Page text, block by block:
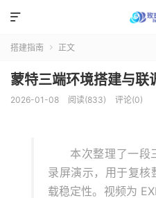

搭建指南  正文
蒙特三端环境搭建与联
2026-01-08 阅读(833) 评论(0)
本次整理了一段
录屏演示，用于复核
载稳定性。视频为